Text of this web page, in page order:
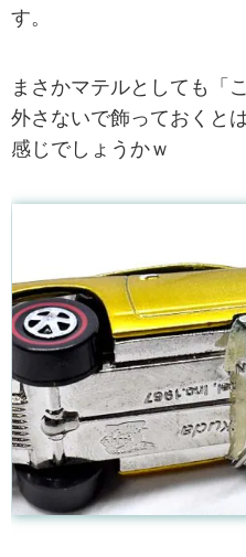
す。
まさかマテルとしても「
外さないで飾っておくと
感じでしょうかｗ